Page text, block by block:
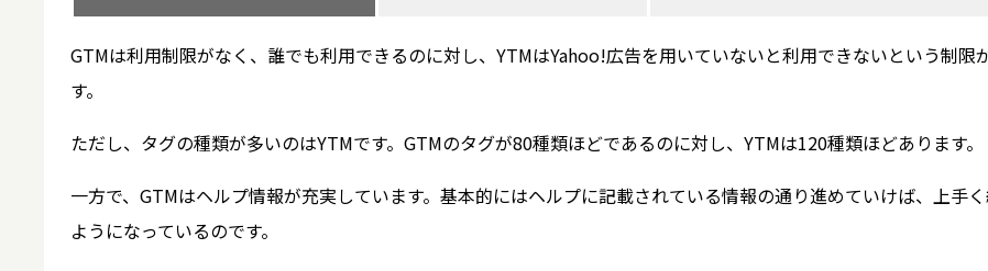
GTMは利用制限がなく、誰でも利用できるのに対し、YTMはYahoo!広告を用いていないと利用できないという制限
す。
ただし、タグの種類が多いのはYTMです。GTMのタグが80種類ほどであるのに対し、YTMは120種類ほどあります。
一方で、GTMはヘルプ情報が充実しています。基本的にはヘルプに記載されている情報の通り進めていけば、上手
ようになっているのです。